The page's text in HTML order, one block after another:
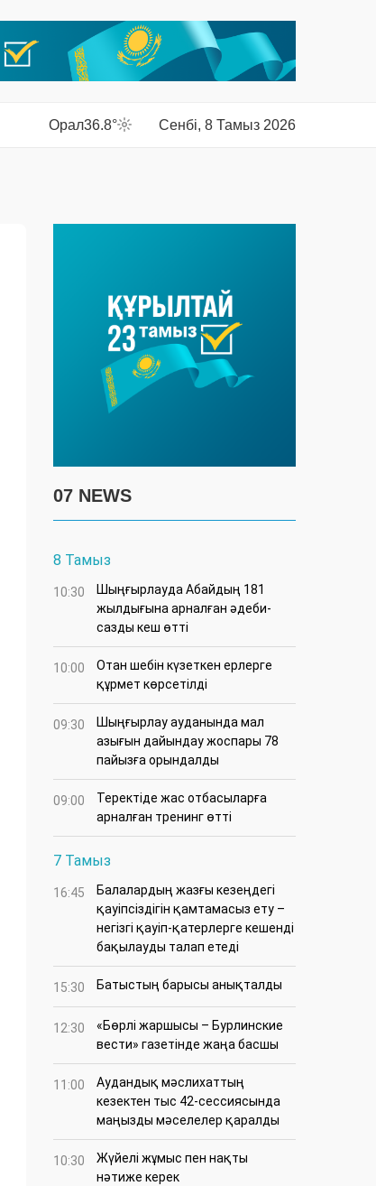
Орал36.8° Сенбі, 8 Тамыз 2026
07 NEWS
8 Тамыз
10:30
Шыңғырлауда Абайдың 181
жылдығына арналған әдеби-
сазды кеш өтті
10:00
Отан шебін күзеткен ерлерге
құрмет көрсетілді
09:30
​Шыңғырлау ауданында мал
азығын дайындау жоспары 78
пайызға орындалды
09:00
​Теректіде жас отбасыларға
арналған тренинг өтті
7 Тамыз
16:45
Балалардың жазғы кезеңдегі
қауіпсіздігін қамтамасыз ету –
негізгі қауіп-қатерлерге кешенді
бақылауды талап етеді
15:30 Батыстың барысы анықталды
12:30
«Бөрлі жаршысы – Бурлинские
вести» газетінде жаңа басшы
11:00
Аудандық мәслихаттың
кезектен тыс 42-сессиясында
маңызды мәселелер қаралды
10:30
Жүйелі жұмыс пен нақты
нәтиже керек